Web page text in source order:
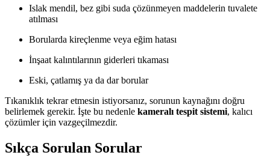
Islak mendil, bez gibi suda çözünmeyen maddelerin tuvalete
atılması
Borularda kireçlenme veya eğim hatası
İnşaat kalıntılarının giderleri tıkaması
Eski, çatlamış ya da dar borular
Tıkanıklık tekrar etmesin istiyorsanız, sorunun kaynağını doğru
belirlemek gerekir. İşte bu nedenle kameralı tespit sistemi, kalıcı
çözümler için vazgeçilmezdir.
Sıkça Sorulan Sorular